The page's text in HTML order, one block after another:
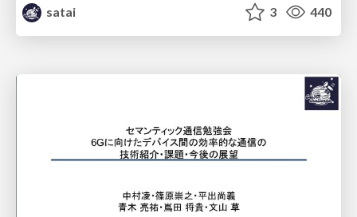
satai
3 440